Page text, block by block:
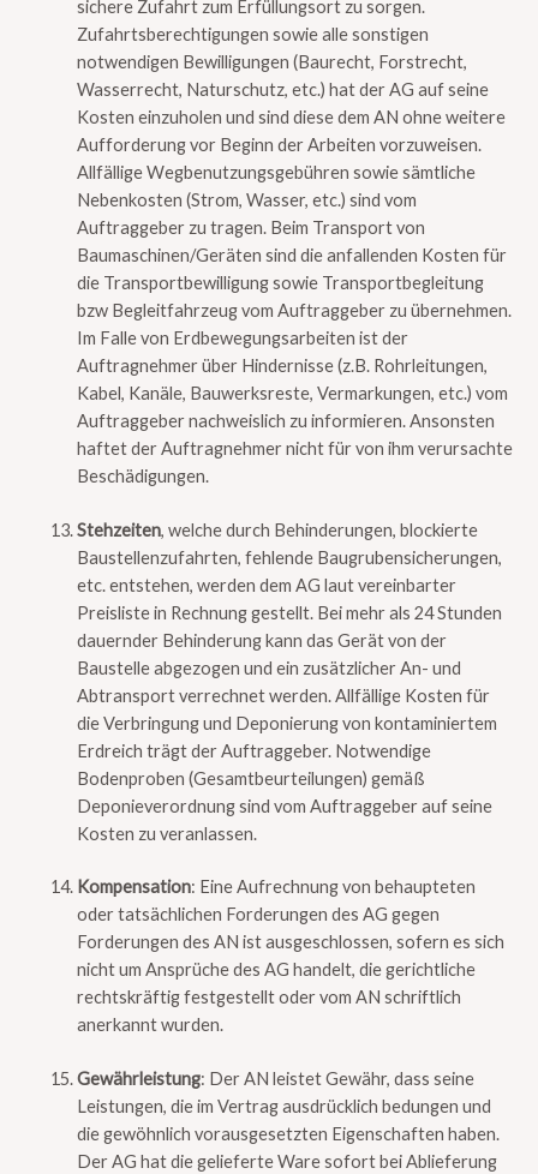
sichere Zufahrt zum Erfüllungsort zu sorgen.
Zufahrtsberechtigungen sowie alle sonstigen
notwendigen Bewilligungen (Baurecht, Forstrecht,
Wasserrecht, Naturschutz, etc.) hat der AG auf seine
Kosten einzuholen und sind diese dem AN ohne weitere
Aufforderung vor Beginn der Arbeiten vorzuweisen.
Allfällige Wegbenutzungsgebühren sowie sämtliche
Nebenkosten (Strom, Wasser, etc.) sind vom
Auftraggeber zu tragen. Beim Transport von
Baumaschinen/Geräten sind die anfallenden Kosten für
die Transportbewilligung sowie Transportbegleitung
bzw Begleitfahrzeug vom Auftraggeber zu übernehmen.
Im Falle von Erdbewegungsarbeiten ist der
Auftragnehmer über Hindernisse (z.B. Rohrleitungen,
Kabel, Kanäle, Bauwerksreste, Vermarkungen, etc.) vom
Auftraggeber nachweislich zu informieren. Ansonsten
haftet der Auftragnehmer nicht für von ihm verursachte
Beschädigungen.
Stehzeiten, welche durch Behinderungen, blockierte
Baustellenzufahrten, fehlende Baugrubensicherungen,
etc. entstehen, werden dem AG laut vereinbarter
Preisliste in Rechnung gestellt. Bei mehr als 24 Stunden
dauernder Behinderung kann das Gerät von der
Baustelle abgezogen und ein zusätzlicher An- und
Abtransport verrechnet werden. Allfällige Kosten für
die Verbringung und Deponierung von kontaminiertem
Erdreich trägt der Auftraggeber. Notwendige
Bodenproben (Gesamtbeurteilungen) gemäß
Deponieverordnung sind vom Auftraggeber auf seine
Kosten zu veranlassen.
Kompensation: Eine Aufrechnung von behaupteten
oder tatsächlichen Forderungen des AG gegen
Forderungen des AN ist ausgeschlossen, sofern es sich
nicht um Ansprüche des AG handelt, die gerichtliche
rechtskräftig festgestellt oder vom AN schriftlich
anerkannt wurden.
Gewährleistung: Der AN leistet Gewähr, dass seine
Leistungen, die im Vertrag ausdrücklich bedungen und
die gewöhnlich vorausgesetzten Eigenschaften haben.
Der AG hat die gelieferte Ware sofort bei Ablieferung